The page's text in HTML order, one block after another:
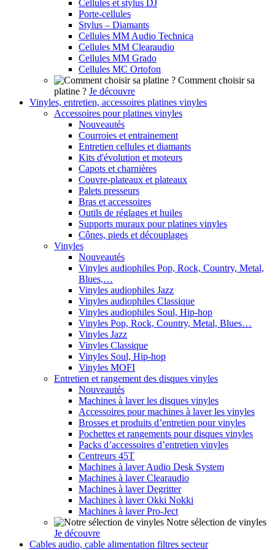
Cellules et stylus DJ
Porte-cellules
Stylus – Diamants
Cellules MM Audio Technica
Cellules MM Clearaudio
Cellules MM Grado
Cellules MC Ortofon
Comment choisir sa
platine ? Je découvre
Vinyles, entretien, accessoires platines vinyles
Accessoires pour platines vinyles
Nouveautés
Courroies et entrainement
Entretien cellules et diamants
Kits d'évolution et moteurs
Capots et charnières
Couvre-plateaux et plateaux
Palets presseurs
Bras et accessoires
Outils de réglages et huiles
Supports muraux pour platines vinyles
Cônes, pieds et découplages
Vinyles
Nouveautés
Vinyles audiophiles Pop, Rock, Country, Metal,
Blues,…
Vinyles audiophiles Jazz
Vinyles audiophiles Classique
Vinyles audiophiles Soul, Hip-hop
Vinyles Pop, Rock, Country, Metal, Blues…
Vinyles Jazz
Vinyles Classique
Vinyles Soul, Hip-hop
Vinyles MOFI
Entretien et rangement des disques vinyles
Nouveautés
Machines à laver les disques vinyles
Accessoires pour machines à laver les vinyles
Brosses et produits d’entretien pour vinyles
Pochettes et rangements pour disques vinyles
Packs d’accessoires d’entretien vinyles
Centreurs 45T
Machines à laver Audio Desk System
Machines à laver Clearaudio
Machines à laver Degritter
Machines à laver Okki Nokki
Machines à laver Pro-Ject
Notre sélection de vinyles
Je découvre
Cables audio, cable alimentation filtres secteur